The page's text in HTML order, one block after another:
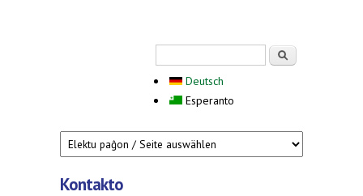
Deutsch
Esperanto
Kontakto